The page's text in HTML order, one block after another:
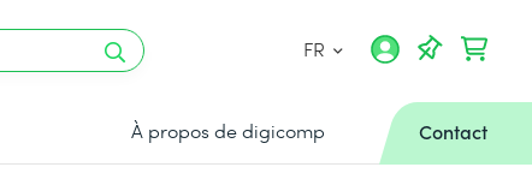
FR
À propos de digicomp Contact